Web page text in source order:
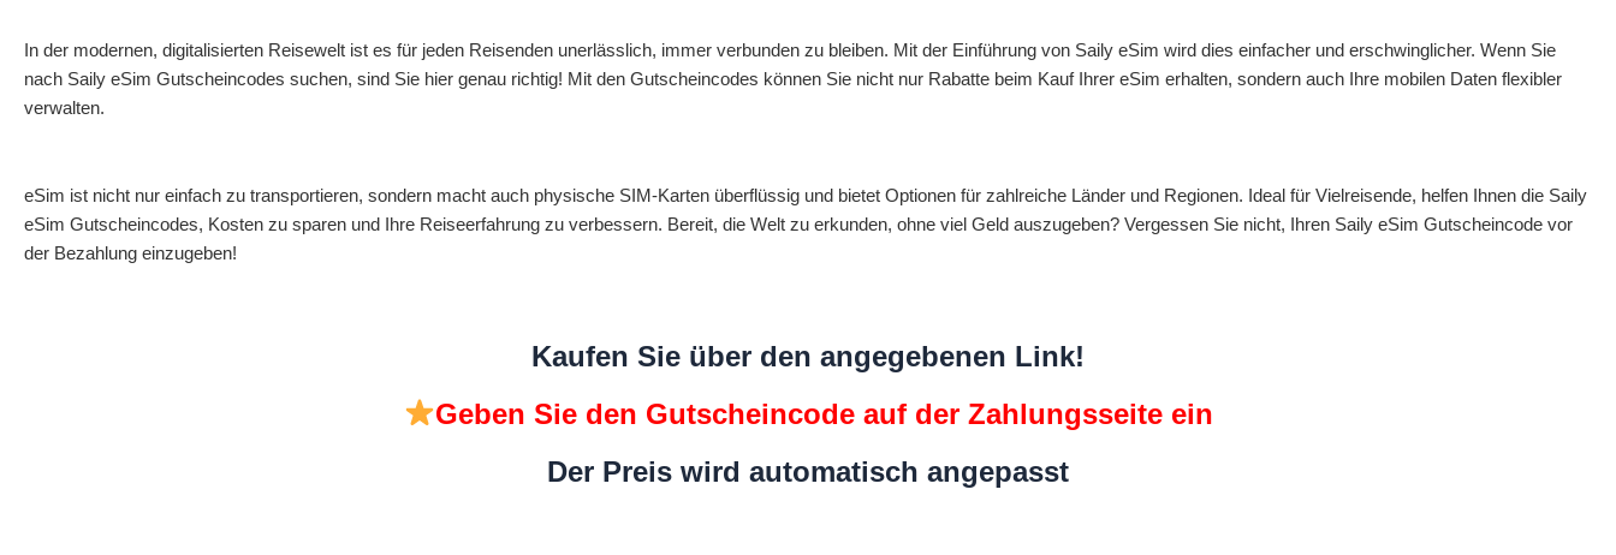
In der modernen, digitalisierten Reisewelt ist es für jeden Reisenden unerlässlich, immer verbunden zu bleiben. Mit der Einführung von Saily eSim wird dies einfacher und erschwinglicher. Wenn Sie
nach Saily eSim Gutscheincodes suchen, sind Sie hier genau richtig! Mit den Gutscheincodes können Sie nicht nur Rabatte beim Kauf Ihrer eSim erhalten, sondern auch Ihre mobilen Daten flexibler
verwalten.
eSim ist nicht nur einfach zu transportieren, sondern macht auch physische SIM-Karten überflüssig und bietet Optionen für zahlreiche Länder und Regionen. Ideal für Vielreisende, helfen Ihnen die Saily
eSim Gutscheincodes, Kosten zu sparen und Ihre Reiseerfahrung zu verbessern. Bereit, die Welt zu erkunden, ohne viel Geld auszugeben? Vergessen Sie nicht, Ihren Saily eSim Gutscheincode vor
der Bezahlung einzugeben!
Kaufen Sie über den angegebenen Link!
Geben Sie den Gutscheincode auf der Zahlungsseite ein
Der Preis wird automatisch angepasst